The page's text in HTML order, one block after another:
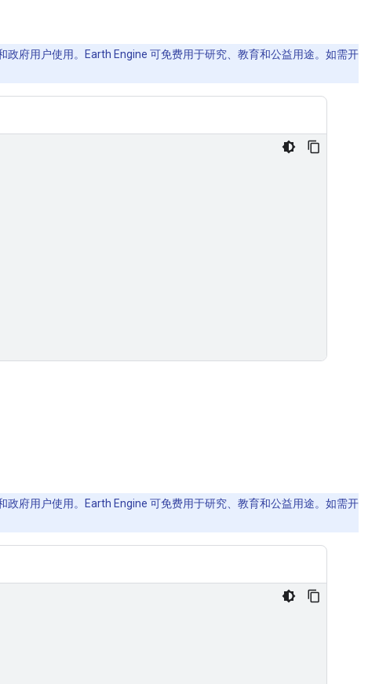
府用户使用。Earth Engine 可免费用于研究、教育和公益用途。如需开
府用户使用。Earth Engine 可免费用于研究、教育和公益用途。如需开